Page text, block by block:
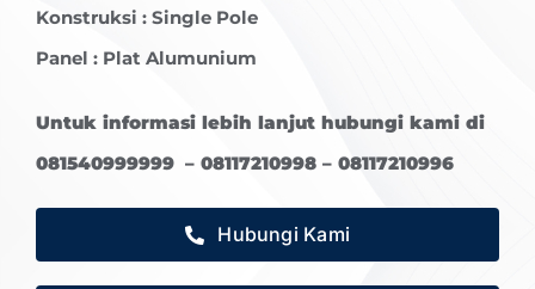
Konstruksi : Single Pole
Panel : Plat Alumunium
Untuk informasi lebih lanjut hubungi kami di
081540999999 – 08117210998 – 08117210996
Hubungi Kami